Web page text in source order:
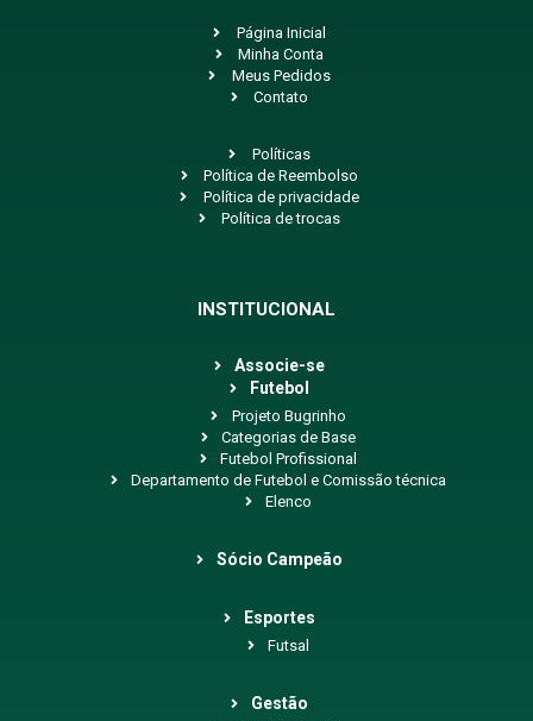
Página Inicial
Minha Conta
Meus Pedidos
Contato
Políticas
Política de Reembolso
Política de privacidade
Política de trocas
INSTITUCIONAL
Associe-se
Futebol
Projeto Bugrinho
Categorias de Base
Futebol Profissional
Departamento de Futebol e Comissão técnica
Elenco
Sócio Campeão
Esportes
Futsal
Gestão